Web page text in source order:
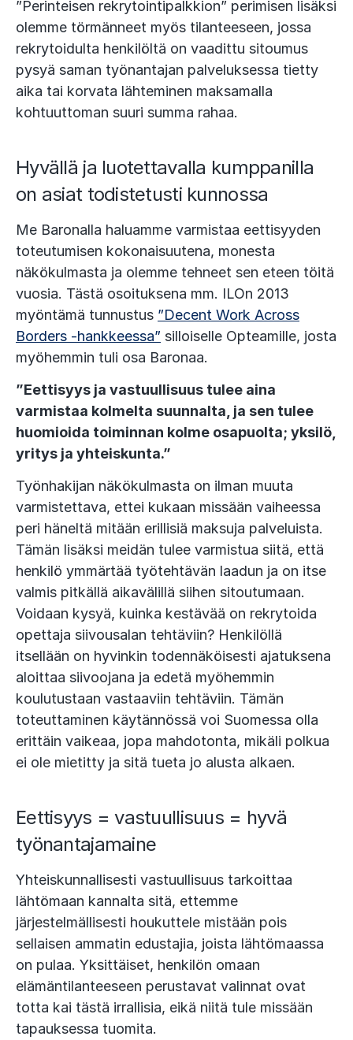
”Perinteisen rekrytointipalkkion” perimisen lisäksi
olemme törmänneet myös tilanteeseen, jossa
rekrytoidulta henkilöltä on vaadittu sitoumus
pysyä saman työnantajan palveluksessa tietty
aika tai korvata lähteminen maksamalla
kohtuuttoman suuri summa rahaa.
Hyvällä ja luotettavalla kumppanilla
on asiat todistetusti kunnossa
Me Baronalla haluamme varmistaa eettisyyden
toteutumisen kokonaisuutena, monesta
näkökulmasta ja olemme tehneet sen eteen töitä
vuosia. Tästä osoituksena mm. ILOn 2013
myöntämä tunnustus ”Decent Work Across
Borders -hankkeessa” silloiselle Opteamille, josta
myöhemmin tuli osa Baronaa.
”Eettisyys ja vastuullisuus tulee aina
varmistaa kolmelta suunnalta, ja sen tulee
huomioida toiminnan kolme osapuolta; yksilö,
yritys ja yhteiskunta.”
Työnhakijan näkökulmasta on ilman muuta
varmistettava, ettei kukaan missään vaiheessa
peri häneltä mitään erillisiä maksuja palveluista.
Tämän lisäksi meidän tulee varmistua siitä, että
henkilö ymmärtää työtehtävän laadun ja on itse
valmis pitkällä aikavälillä siihen sitoutumaan.
Voidaan kysyä, kuinka kestävää on rekrytoida
opettaja siivousalan tehtäviin? Henkilöllä
itsellään on hyvinkin todennäköisesti ajatuksena
aloittaa siivoojana ja edetä myöhemmin
koulutustaan vastaaviin tehtäviin. Tämän
toteuttaminen käytännössä voi Suomessa olla
erittäin vaikeaa, jopa mahdotonta, mikäli polkua
ei ole mietitty ja sitä tueta jo alusta alkaen.
Eettisyys = vastuullisuus = hyvä
työnantajamaine
Yhteiskunnallisesti vastuullisuus tarkoittaa
lähtömaan kannalta sitä, ettemme
järjestelmällisesti houkuttele mistään pois
sellaisen ammatin edustajia, joista lähtömaassa
on pulaa. Yksittäiset, henkilön omaan
elämäntilanteeseen perustavat valinnat ovat
totta kai tästä irrallisia, eikä niitä tule missään
tapauksessa tuomita.